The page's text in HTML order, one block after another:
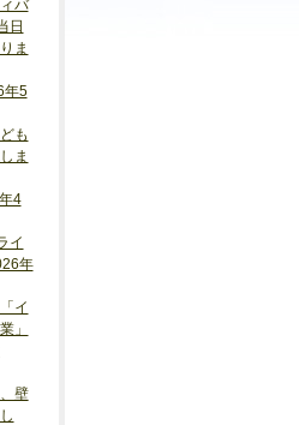
バ
日
ま
年5
も
ま
4
イ
年
イ
」
壁